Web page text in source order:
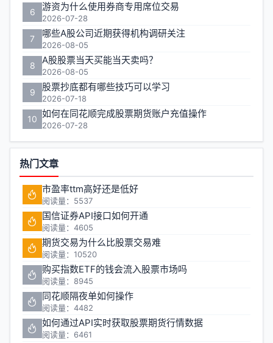
6 游资为什么使用券商专用席位交易
2026-07-28
7 哪些A股公司近期获得机构调研关注
2026-08-05
8 A股股票当天买能当天卖吗？
2026-08-05
9 股票抄底都有哪些技巧可以学习
2026-07-18
10 如何在同花顺完成股票期货账户充值操作
2026-07-28
热门文章
市盈率ttm高好还是低好
阅读量：5537
国信证券API接口如何开通
阅读量：4605
期货交易为什么比股票交易难
阅读量：10520
购买指数ETF的钱会流入股票市场吗
阅读量：8945
同花顺隔夜单如何操作
阅读量：4482
如何通过API实时获取股票期货行情数据
阅读量：6461